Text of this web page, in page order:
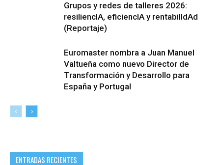
Grupos y redes de talleres 2026:
resiliencIA, eficiencIA y rentabilIdAd
(Reportaje)
Euromaster nombra a Juan Manuel
Valtueña como nuevo Director de
Transformación y Desarrollo para
España y Portugal
ENTRADAS RECIENTES